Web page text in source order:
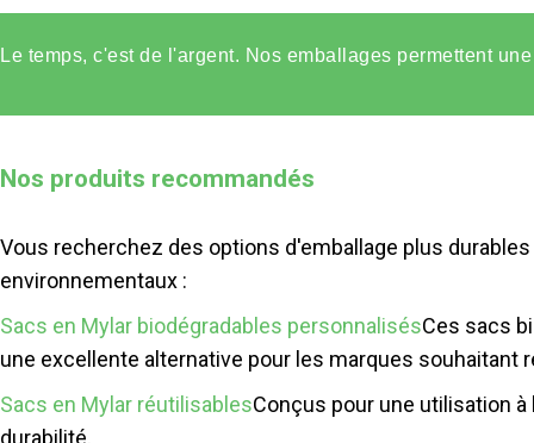
Le temps, c'est de l'argent. Nos emballages permettent
Nos produits recommandés
Vous recherchez des options d'emballage plus
environnementaux :
Sacs en Mylar biodégradables personnalisésCes sacs
une excellente alternative pour les marques souhaitant
Sacs en Mylar réutilisablesConçus pour une utilisation
durabilité.